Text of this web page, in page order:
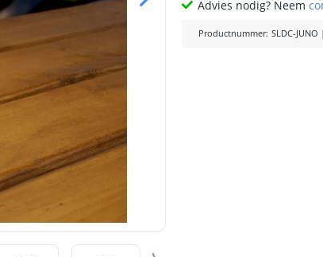
Advies nodig? Neem
Productnummer: SLDC-JUNO